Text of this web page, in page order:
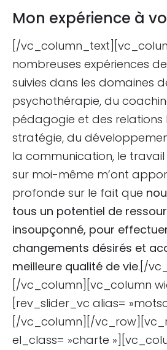
Mon expérience à
[/
nombreuses expériences
suivies dans les domaines
psychothérapie, du
pédagogie et des relations
stratégie, du
la communication, le
sur moi-même m’ont
profonde sur le fait que
tous un potentiel de
insoupçonné, pour
changements désirés et
meilleure qualité de vie.[/
[/vc_column][vc_column
[rev_slider_vc alias=
[/vc_column][/
el_class= »charte